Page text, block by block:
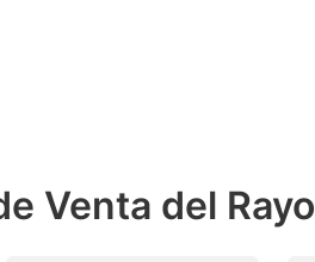
Venta del Rayo